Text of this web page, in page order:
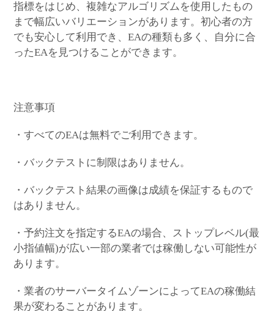
指標をはじめ、複雑なアルゴリズムを使用したもの
まで幅広いバリエーションがあります。初心者の方
でも安心して利用でき、EAの種類も多く、自分に合
ったEAを見つけることができます。
注意事項
・すべてのEAは無料でご利用できます。
・バックテストに制限はありません。
・バックテスト結果の画像は成績を保証するもので
はありません。
・予約注文を指定するEAの場合、ストップレベル(最
小指値幅)が広い一部の業者では稼働しない可能性が
あります。
・業者のサーバータイムゾーンによってEAの稼働結
果が変わることがあります。